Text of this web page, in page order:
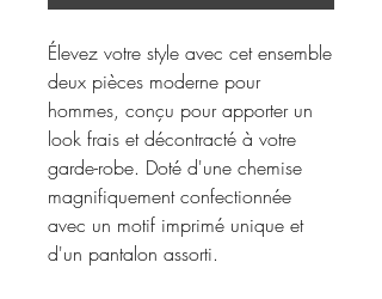
Élevez votre style avec cet ensemble
deux pièces moderne pour
hommes, conçu pour apporter un
look frais et décontracté à votre
garde-robe. Doté d'une chemise
magnifiquement confectionnée
avec un motif imprimé unique et
d'un pantalon assorti.